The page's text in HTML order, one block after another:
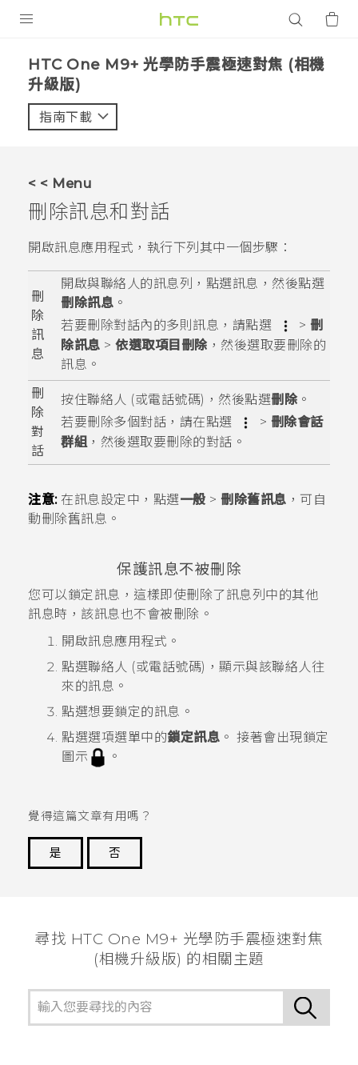
VIVE
智能手機
配件
VIVERSE
應用程式
支援服務
登入
HTC One M9+ 光學防手震極速對焦 (相機
升級版)‎
指南下載
< < Menu
刪除訊息和對話
開啟訊息應用程式，執行下列其中一個步驟：
刪
除
訊
息
開啟與聯絡人的訊息列，點選訊息，然後點選
刪除訊息 。
若要刪除對話內的多則訊息，請點選
> 刪
除訊息 > 依選取項目刪除 ，然後選取要刪除的
訊息。
刪
除
對
話
按住聯絡人 (或電話號碼)，然後點選刪除 。
若要刪除多個對話，請在點選
> 刪除會話
群組，然後選取要刪除的對話。
注意:在訊息設定中，點選一般 > 刪除舊訊息 ，可自
動刪除舊訊息。
保護訊息不被刪除
您可以鎖定訊息，這樣即使刪除了訊息列中的其他
訊息時，該訊息也不會被刪除。
開啟訊息應用程式。
點選聯絡人 (或電話號碼)，顯示與該聯絡人往
來的訊息。
點選想要鎖定的訊息。
點選選項選單中的鎖定訊息 。 接著會出現鎖定
圖示
。
覺得這篇文章有用嗎？
是
否
尋找 HTC One M9+ 光學防手震極速對焦
(相機升級版) 的相關主題